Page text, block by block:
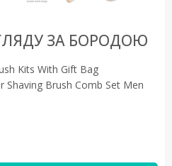
ЗА БОРОДОЮ
Kits With Gift Bag
Shaving Brush Comb Set Men